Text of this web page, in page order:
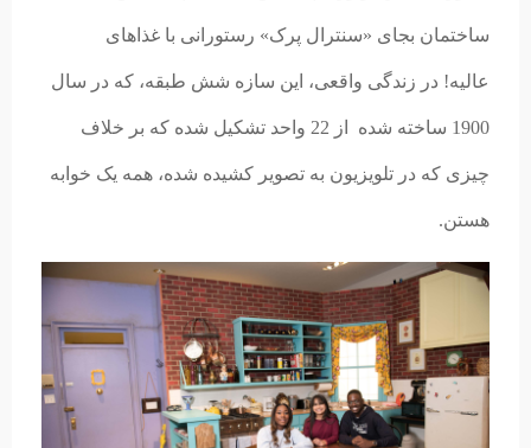
ساختمان بجای «سنترال پرک» رستورانی با غذاهای
عالیه! در زندگی واقعی، این سازه شش طبقه، که در سال
1900 ساخته شده از 22 واحد تشکیل شده که بر خلاف
چیزی که در تلویزیون به تصویر کشیده شده، همه یک خوابه
هستن.